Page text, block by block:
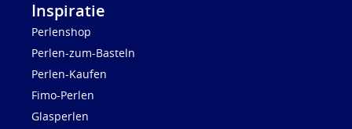
Inspiratie
Perlenshop
Perlen-zum-Basteln
Perlen-Kaufen
Fimo-Perlen
Glasperlen